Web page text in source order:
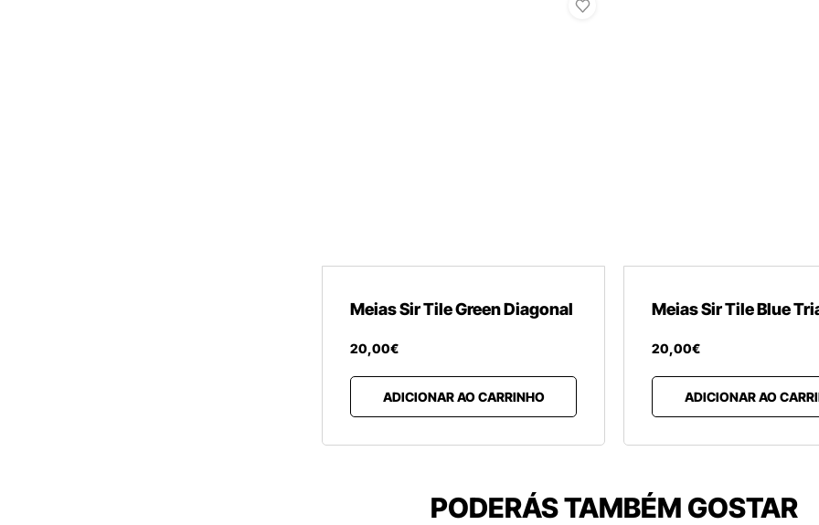
Meias Sir Tile Green Diagonal
20,00€
ADICIONAR AO CARRINHO
Meias Sir Tile Blue
20,00€
ADICIONAR AO
PODERÁS TAMBÉM GOSTAR